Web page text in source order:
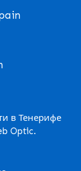
в Тенерифе
Optic.